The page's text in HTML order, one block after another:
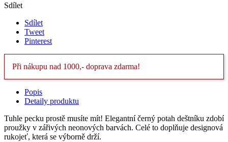
Sdílet
Sdílet
Tweet
Pinterest
Při nákupu nad 1000,- doprava zdarma!
Popis
Detaily produktu
Tuhle pecku prostě musíte mít! Elegantní černý potah deštníku zdobí
proužky v zářivých neonových barvách. Celé to doplňuje designová
rukojeť, která se výborně drží.